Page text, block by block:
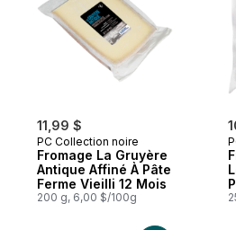
11,99 $
PC Collection noire
Fromage La Gruyère
Antique Affiné À Pâte
Ferme Vieilli 12 Mois
200 g, 6,00 $/100g